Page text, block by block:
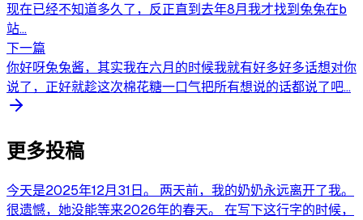
现在已经不知道多久了，反正直到去年8月我才找到兔兔在b
站...
下一篇
你好呀兔兔酱，其实我在六月的时候我就有好多好多话想对你
说了，正好就趁这次棉花糖一口气把所有想说的话都说了吧...
更多投稿
今天是2025年12月31日。 两天前，我的奶奶永远离开了我。
很遗憾，她没能等来2026年的春天。 在写下这行字的时候，